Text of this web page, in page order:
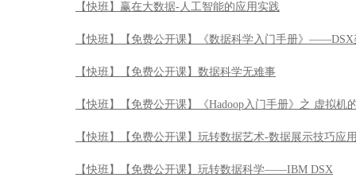
【快班】赢在大数据-人工智能的应用实践
【快班】【免费公开课】《数据科学入门手册》
【快班】【免费公开课】数据科学无难事
【快班】【免费公开课】《Hadoop入门手册》之 虚拟机
【快班】【免费公开课】玩转数据艺术-数据展示技巧应
【快班】【免费公开课】玩转数据科学——IBM DSX